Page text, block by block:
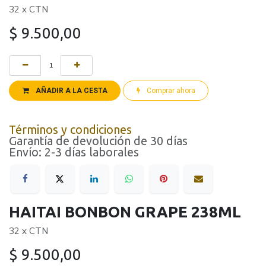
32 x CTN
$ 9.500,00
AÑADIR A LA CESTA Comprar ahora
Términos y condiciones
Garantía de devolución de 30 días
Envío: 2-3 días laborales
HAITAI BONBON GRAPE 238ML
32 x CTN
$ 9.500,00